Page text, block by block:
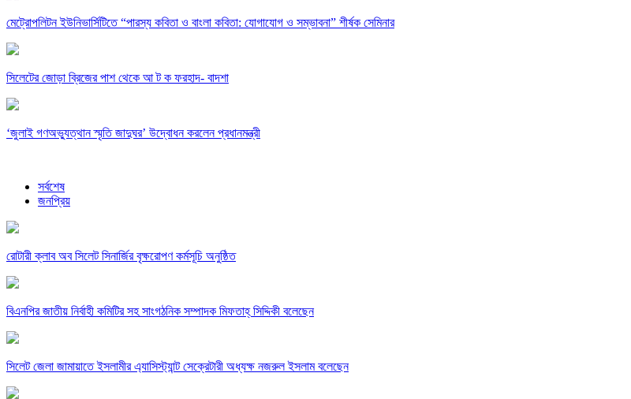
মেট্রোপলিটন ইউনিভার্সিটিতে “পারস্য কবিতা ও বাংলা কবিতা: যোগাযোগ ও সম্ভাবনা” শীর্ষক সেমিনার
সিলেটের জোড়া ব্রিজের পাশ থেকে আ ট ক ফরহাদ- বাদশা
‘জুলাই গণঅভ্যুত্থান স্মৃতি জাদুঘর’ উদ্বোধন করলেন প্রধানমন্ত্রী
সর্বশেষ
জনপ্রিয়
রোটারী ক্লাব অব সিলেট সিনার্জির বৃক্ষরোপণ কর্মসূচি অনুষ্ঠিত
বিএনপির জাতীয় নির্বাহী কমিটির সহ সাংগঠনিক সম্পাদক মিফতাহ্ সিদ্দিকী বলেছেন
সিলেট জেলা জামায়াতে ইসলামীর এ্যাসিস্ট্যান্ট সেক্রেটারী অধ্যক্ষ নজরুল ইসলাম বলেছেন